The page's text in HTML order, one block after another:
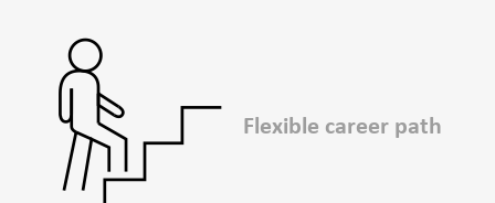
Flexible career path